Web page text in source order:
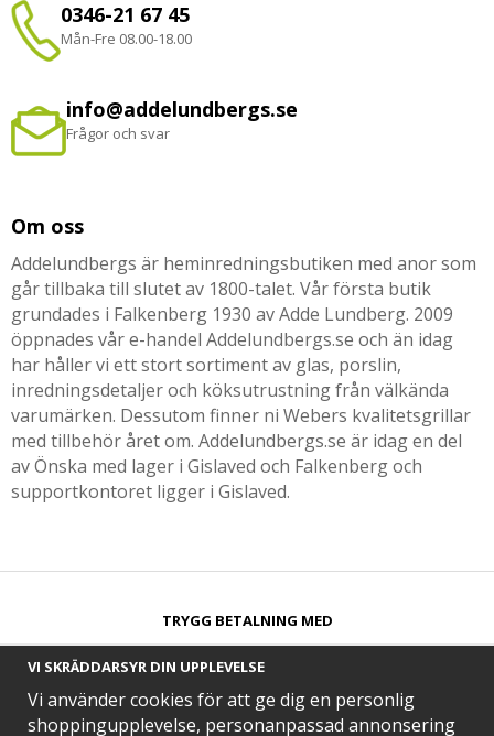
0346-21 67 45
Mån-Fre 08.00-18.00
info@addelundbergs.se
Frågor och svar
Om oss
Addelundbergs är heminredningsbutiken med anor som
går tillbaka till slutet av 1800-talet. Vår första butik
grundades i Falkenberg 1930 av Adde Lundberg. 2009
öppnades vår e-handel Addelundbergs.se och än idag
har håller vi ett stort sortiment av glas, porslin,
inredningsdetaljer och köksutrustning från välkända
varumärken. Dessutom finner ni Webers kvalitetsgrillar
med tillbehör året om. Addelundbergs.se är idag en del
av Önska med lager i Gislaved och Falkenberg och
supportkontoret ligger i Gislaved.
TRYGG BETALNING MED​
VI SKRÄDDARSYR DIN UPPLEVELSE
Vi använder cookies för att ge dig en personlig
shoppingupplevelse, personanpassad annonsering